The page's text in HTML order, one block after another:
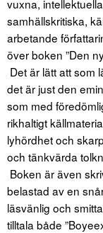
vuxna,
samhällskritiska,
arbetande
över boken ”Den
Det är lätt att som
det är just den
som med
rikhaltigt
lyhördhet och
och tänkvärda
Boken är även
belastad av en
läsvänlig och
tilltala både